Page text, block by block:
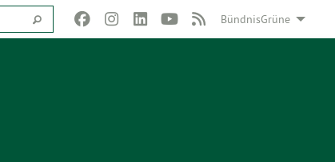
BündnisGrüne